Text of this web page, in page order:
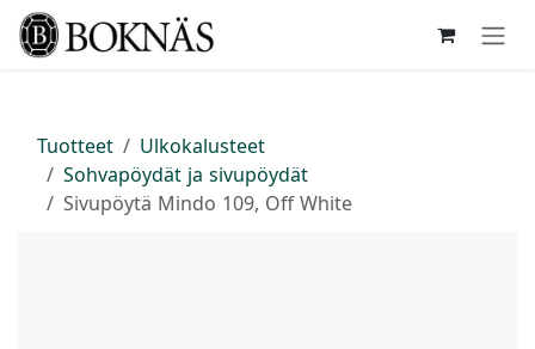
Siirry sisältöön
Tuotteet
Ulkokalusteet
Sohvapöydät ja sivupöydät
Sivupöytä Mindo 109, Off White